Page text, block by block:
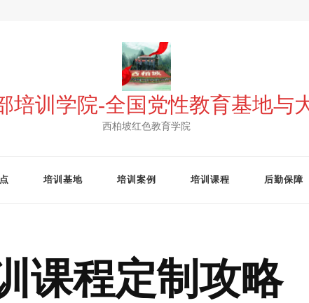
培训学院-全国党性教育基地与
西柏坡红色教育学院
培训基地 培训案例 培训课程 后勤保障
课程定制攻略